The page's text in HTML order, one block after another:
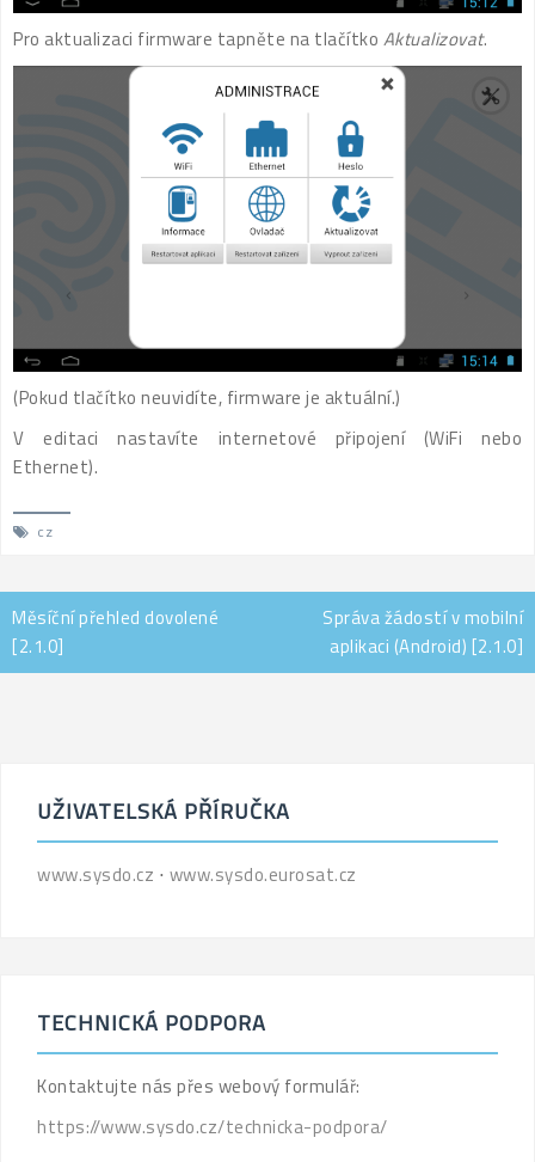
Pro aktualizaci firmware tapněte na tlačítko Aktualizovat.
(Pokud tlačítko neuvidíte, firmware je aktuální.)
V editaci nastavíte internetové připojení (WiFi nebo
Ethernet).
cz
Navigace
pro
příspěvek
Měsíční přehled dovolené
[2.1.0]
Správa žádostí v mobilní
aplikaci (Android) [2.1.0]
UŽIVATELSKÁ PŘÍRUČKA
www.sysdo.cz ⋅ www.sysdo.eurosat.cz
TECHNICKÁ PODPORA
Kontaktujte nás přes webový formulář:
https://www.sysdo.cz/technicka-podpora/